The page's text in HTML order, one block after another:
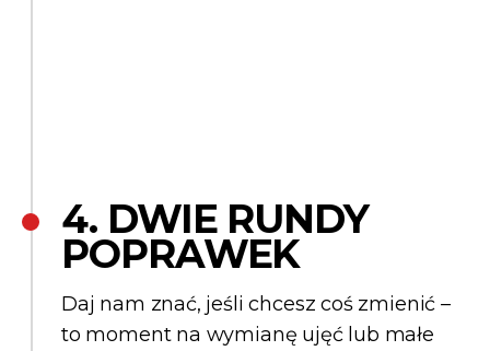
4. DWIE RUNDY
POPRAWEK
Daj nam znać, jeśli chcesz coś zmienić –
to moment na wymianę ujęć lub małe